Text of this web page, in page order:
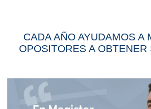
CADA AÑO AYUDAMOS A
OPOSITORES A OBTENER